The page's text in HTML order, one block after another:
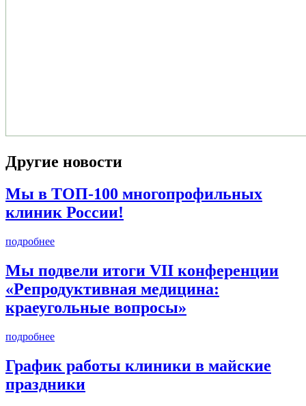
Другие новости
Мы в ТОП-100 многопрофильных
клиник России!
подробнее
Мы подвели итоги VII конференции
«Репродуктивная медицина:
краеугольные вопросы»
подробнее
График работы клиники в майские
праздники